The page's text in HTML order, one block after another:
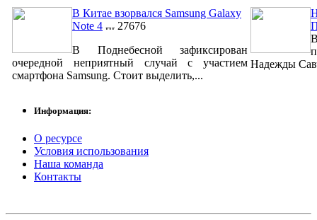
В Китае взорвался Samsung Galaxy
Note 4
27676
В Поднебесной зафиксирован
очередной неприятный случай с участием
смартфона Samsung. Стоит выделить,...
Надежды
Информация:
О ресурсе
Условия использования
Наша команда
Контакты